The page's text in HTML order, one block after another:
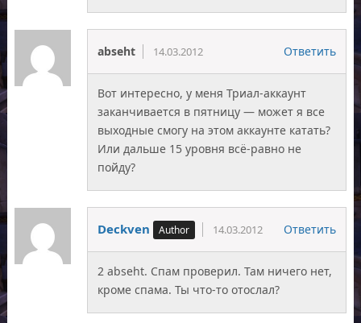
abseht 14.03.2012 Ответить
Вот интересно, у меня Триал-аккаунт
заканчивается в пятницу — может я все
выходные смогу на этом аккаунте катать?
Или дальше 15 уровня всё-равно не
пойду?
Deckven 14.03.2012 Ответить
2 abseht. Спам проверил. Там ничего нет,
кроме спама. Ты что-то отослал?